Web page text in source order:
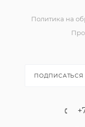
Политика на